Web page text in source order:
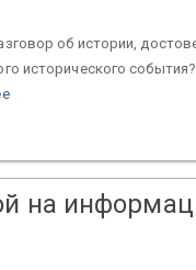
об истории,
исторического
на